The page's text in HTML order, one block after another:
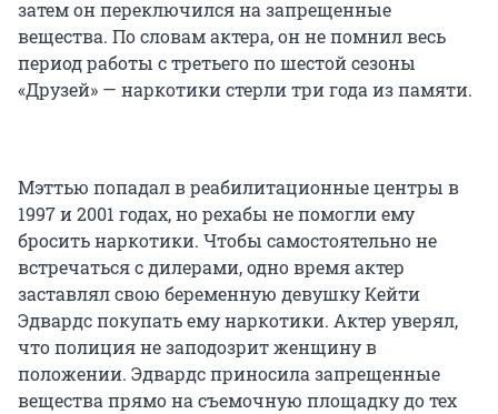
затем он переключился на запрещенные
вещества. По словам актера, он не помнил весь
период работы с третьего по шестой сезоны
«Друзей» — наркотики стерли три года из памяти.
Мэттью попадал в реабилитационные центры в
1997 и 2001 годах, но рехабы не помогли ему
бросить наркотики. Чтобы самостоятельно не
встречаться с дилерами, одно время актер
заставлял свою беременную девушку Кейти
Эдвардс покупать ему наркотики. Актер уверял,
что полиция не заподозрит женщину в
положении. Эдвардс приносила запрещенные
вещества прямо на съемочную площадку до тех